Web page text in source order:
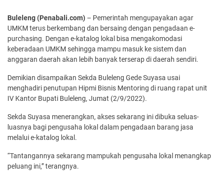
Buleleng (Penabali.com) – Pemerintah mengupayakan agar
UMKM terus berkembang dan bersaing dengan pengadaan e-
purchasing. Dengan e-katalog lokal bisa mengakomodasi
keberadaan UMKM sehingga mampu masuk ke sistem dan
anggaran daerah akan lebih banyak terserap di daerah sendiri.
Demikian disampaikan Sekda Buleleng Gede Suyasa usai
menghadiri penutupan Hipmi Bisnis Mentoring di ruang rapat unit
IV Kantor Bupati Buleleng, Jumat (2/9/2022).
Sekda Suyasa menerangkan, akses sekarang ini dibuka seluas-
luasnya bagi pengusaha lokal dalam pengadaan barang jasa
melalui e-katalog lokal.
“Tantangannya sekarang mampukah pengusaha lokal menangkap
peluang ini,” terangnya.